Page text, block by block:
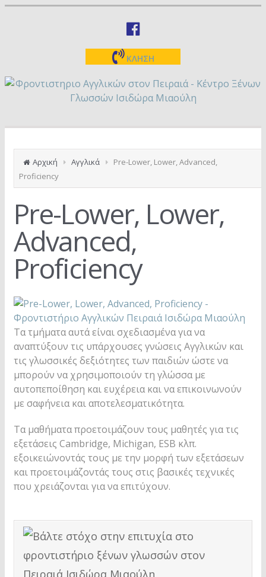
ΚΛΗΣΗ
Αρχική Αγγλικά
Pre-Lower, Lower, Advanced,
Proficiency
Pre-Lower, Lower,
Advanced,
Proficiency
Τα τμήματα αυτά είναι σχεδιασμένα για να
αναπτύξουν τις υπάρχουσες γνώσεις Αγγλικών και
τις γλωσσικές δεξιότητες των παιδιών ώστε να
μπορούν να χρησιμοποιούν τη γλώσσα με
αυτοπεποίθηση και ευχέρεια και να επικοινωνούν
με σαφήνεια και αποτελεσματικότητα.
Τα μαθήματα προετοιμάζουν τους μαθητές για τις
εξετάσεις Cambridge, Michigan, ESB κλπ.
εξοικειώνοντάς τους με την μορφή των εξετάσεων
και προετοιμάζοντάς τους στις βασικές τεχνικές
που χρειάζονται για να επιτύχουν.